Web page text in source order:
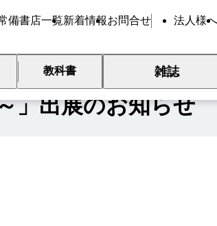
備書店一覧新着情報お問合せ 法人様へ
教科書 雑誌
」出展のお知らせ